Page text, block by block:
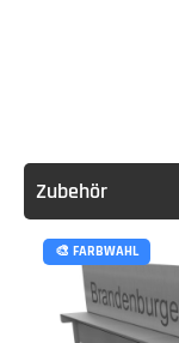
Zubehör
🎨 FARBWAHL